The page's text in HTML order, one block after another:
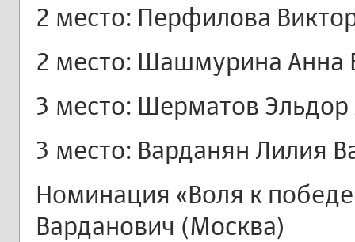
2 место: Перфилова
2 место: Шашмурина Анна
3 место: Шерматов
3 место: Варданян Лилия
Номинация «Воля к
Варданович (Москва)